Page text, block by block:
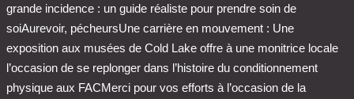
grande incidence : un guide réaliste pour prendre soin de
soiAurevoir, pécheursUne carrière en mouvement : Une
exposition aux musées de Cold Lake offre à une monitrice locale
l’occasion de se replonger dans l’histoire du conditionnement
physique aux FACMerci pour vos efforts à l’occasion de la